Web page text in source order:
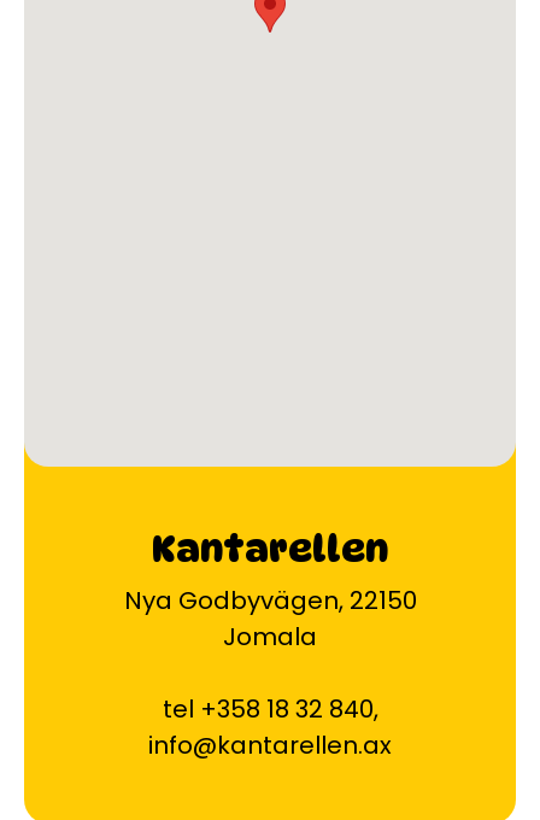
Kantarellen
Nya Godbyvägen, 22150
Jomala
tel +358 18 32 840,
info@kantarellen.ax